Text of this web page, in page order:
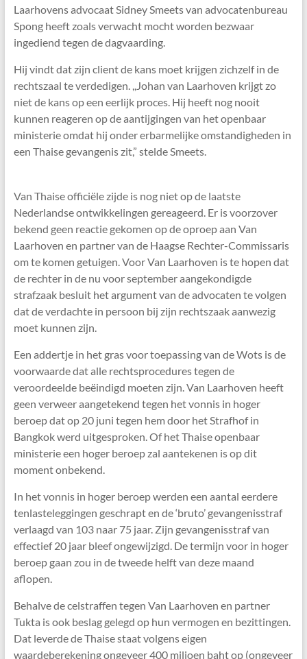
Laarhovens advocaat Sidney Smeets van advocatenbureau
Spong heeft zoals verwacht mocht worden bezwaar
ingediend tegen de dagvaarding.
Hij vindt dat zijn client de kans moet krijgen zichzelf in de
rechtszaal te verdedigen. ,,Johan van Laarhoven krijgt zo
niet de kans op een eerlijk proces. Hij heeft nog nooit
kunnen reageren op de aantijgingen van het openbaar
ministerie omdat hij onder erbarmelijke omstandigheden in
een Thaise gevangenis zit,” stelde Smeets.
Van Thaise officiële zijde is nog niet op de laatste
Nederlandse ontwikkelingen gereageerd. Er is voorzover
bekend geen reactie gekomen op de oproep aan Van
Laarhoven en partner van de Haagse Rechter-Commissaris
om te komen getuigen. Voor Van Laarhoven is te hopen dat
de rechter in de nu voor september aangekondigde
strafzaak besluit het argument van de advocaten te volgen
dat de verdachte in persoon bij zijn rechtszaak aanwezig
moet kunnen zijn.
Een addertje in het gras voor toepassing van de Wots is de
voorwaarde dat alle rechtsprocedures tegen de
veroordeelde beëindigd moeten zijn. Van Laarhoven heeft
geen verweer aangetekend tegen het vonnis in hoger
beroep dat op 20 juni tegen hem door het Strafhof in
Bangkok werd uitgesproken. Of het Thaise openbaar
ministerie een hoger beroep zal aantekenen is op dit
moment onbekend.
In het vonnis in hoger beroep werden een aantal eerdere
tenlasteleggingen geschrapt en de ‘bruto’ gevangenisstraf
verlaagd van 103 naar 75 jaar. Zijn gevangenisstraf van
effectief 20 jaar bleef ongewijzigd. De termijn voor in hoger
beroep gaan zou in de tweede helft van deze maand
aflopen.
Behalve de celstraffen tegen Van Laarhoven en partner
Tukta is ook beslag gelegd op hun vermogen en bezittingen.
Dat leverde de Thaise staat volgens eigen
waardeberekening ongeveer 400 miljoen baht op (ongeveer